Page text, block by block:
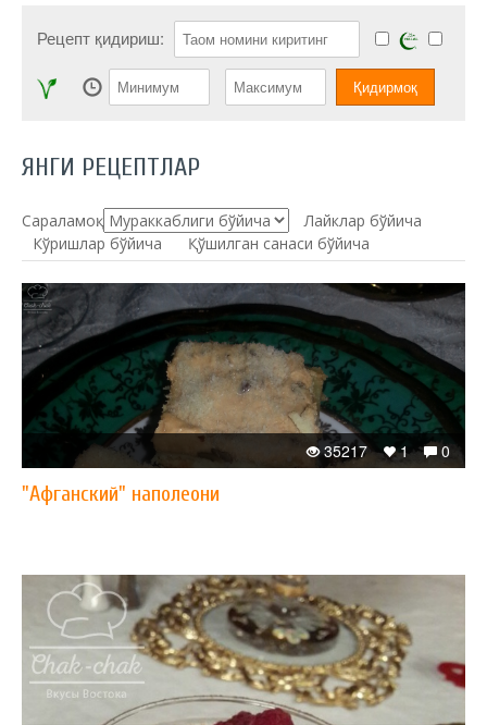
Рецепт қидириш:
ЯНГИ РЕЦЕПТЛАР
Сараламоқ:
Лайклар бўйича
Кўришлар бўйича
Қўшилган санаси бўйича
0
1
35217
"Афганский" наполеони